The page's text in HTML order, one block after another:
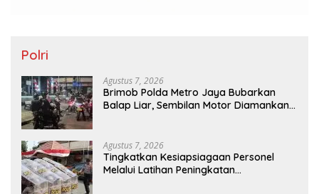
Polri
Agustus 7, 2026
Brimob Polda Metro Jaya Bubarkan
Balap Liar, Sembilan Motor Diamankan
Agustus 7, 2026
Tingkatkan Kesiapsiagaan Personel
Melalui Latihan Peningkatan